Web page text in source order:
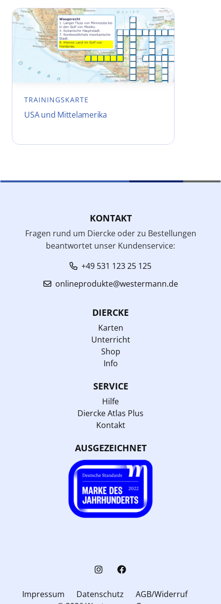
TRAININGSKARTE
USA und Mittelamerika
KONTAKT
Fragen rund um Diercke oder zu Bestellungen
beantwortet unser Kundenservice:
+49 531 123 25 125
onlineprodukte@westermann.de
DIERCKE
Karten
Unterricht
Shop
Info
SERVICE
Hilfe
Diercke Atlas Plus
Kontakt
AUSGEZEICHNET
Impressum Datenschutz
AGB/Widerruf